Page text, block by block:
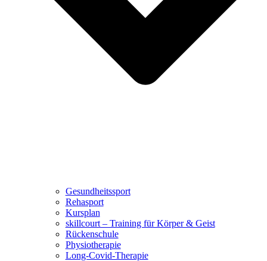
Gesundheitssport
Rehasport
Kursplan
skillcourt – Training für Körper & Geist
Rückenschule
Physiotherapie
Long-Covid-Therapie